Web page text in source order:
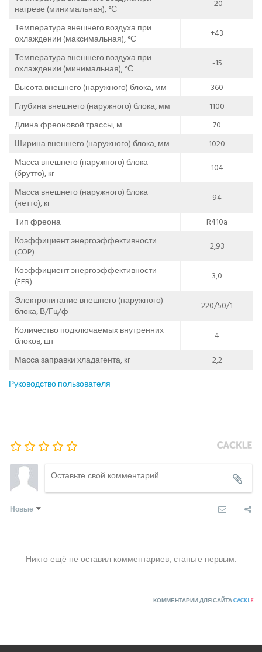
нагреве (минимальная), °С
-20
Температура внешнего воздуха при
охлаждении (максимальная), °С
+43
Температура внешнего воздуха при
охлаждении (минимальная), °С
-15
Высота внешнего (наружного) блока, мм
360
Глубина внешнего (наружного) блока, мм
1100
Длина фреоновой трассы, м
70
Ширина внешнего (наружного) блока, мм
1020
Масса внешнего (наружного) блока
(брутто), кг
104
Масса внешнего (наружного) блока
(нетто), кг
94
Тип фреона
R410a
Коэффициент энергоэффективности
(COP)
2,93
Коэффициент энергоэффективности
(EER)
3,0
Электропитание внешнего (наружного)
блока, В/Гц/ф
220/50/1
Количество подключаемых внутренних
блоков, шт
4
Масса заправки хладагента, кг
2,2
Руководство пользователя
Новые
Никто ещё не оставил комментариев, станьте первым.
КОММЕНТАРИИ ДЛЯ САЙТАCACKLE